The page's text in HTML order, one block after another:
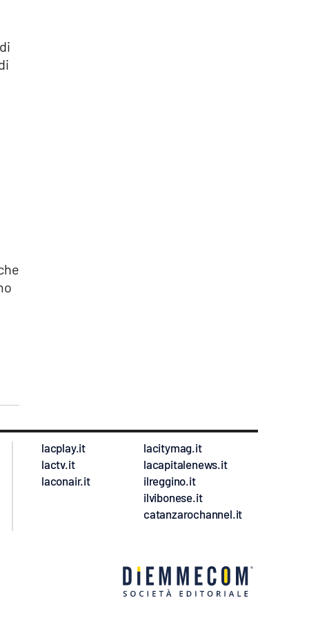
lacplay.it
lactv.it
laconair.it
lacitymag.it
lacapitalenews.it
ilreggino.it
ilvibonese.it
catanzarochannel.it